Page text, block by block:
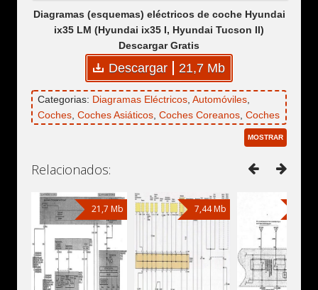
Diagramas (esquemas) eléctricos de coche Hyundai
ix35 LM (Hyundai ix35 I, Hyundai Tucson II)
Descargar Gratis
Descargar 21,7 Mb
Categorias: Diagramas Eléctricos, Automóviles,
Coches, Coches Asiáticos, Coches Coreanos, Coches
Hyundai ix35,
MOSTRAR
Relacionados:
21,7 Mb 7,44 Mb